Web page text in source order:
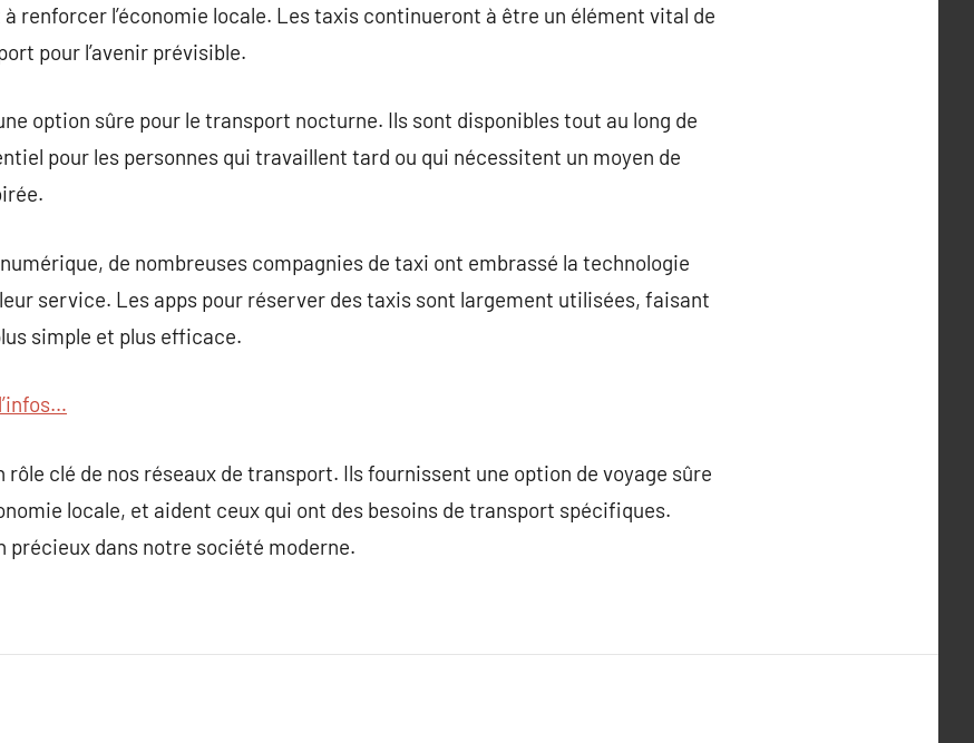
renforcer l’économie locale. Les taxis continueront à être un élément vital de
pour l’avenir prévisible.
option sûre pour le transport nocturne. Ils sont disponibles tout au long de
pour les personnes qui travaillent tard ou qui nécessitent un moyen de
numérique, de nombreuses compagnies de taxi ont embrassé la technologie
service. Les apps pour réserver des taxis sont largement utilisées, faisant
simple et plus efficace.
clé de nos réseaux de transport. Ils fournissent une option de voyage sûre
locale, et aident ceux qui ont des besoins de transport spécifiques.
précieux dans notre société moderne.